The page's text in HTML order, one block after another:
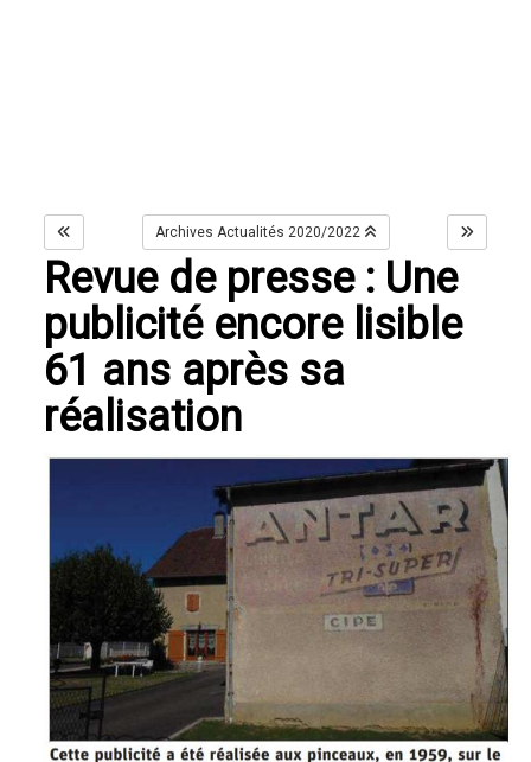
Archives Actualités 2020/2022
Revue de presse : Une
publicité encore lisible
61 ans après sa
réalisation